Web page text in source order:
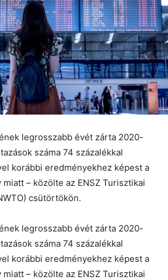
legrosszabb évét zárta 2020-
száma 74 százalékkal
korábbi eredményekhez képest a
– közölte az ENSZ Turisztikai
csütörtökön.
legrosszabb évét zárta 2020-
száma 74 százalékkal
korábbi eredményekhez képest a
– közölte az ENSZ Turisztikai